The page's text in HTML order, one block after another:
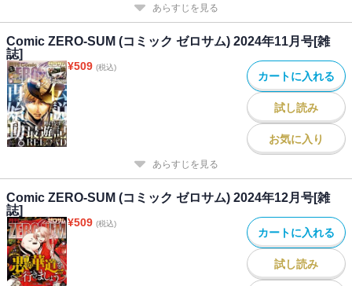
あらすじを見る
Comic ZERO-SUM (コミック ゼロサム) 2024年11月号[雑
誌]
¥509 (税込)
カートに入れる
試し読み
お気に入り
あらすじを見る
Comic ZERO-SUM (コミック ゼロサム) 2024年12月号[雑
誌]
¥509 (税込)
カートに入れる
試し読み